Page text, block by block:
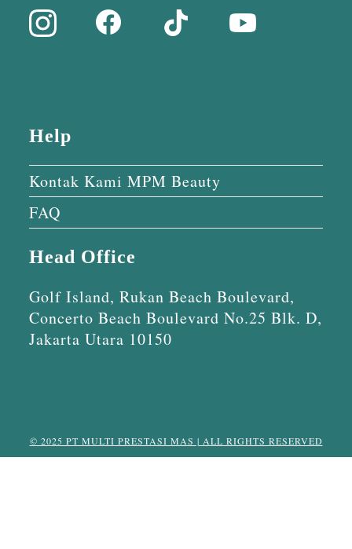
Help
Kontak Kami MPM Beauty
FAQ
Head Office
Golf Island, Rukan Beach Boulevard,
Concerto Beach Boulevard No.25 Blk. D,
Jakarta Utara 10150
© 2025 PT MULTI PRESTASI MAS | ALL RIGHTS RESERVED